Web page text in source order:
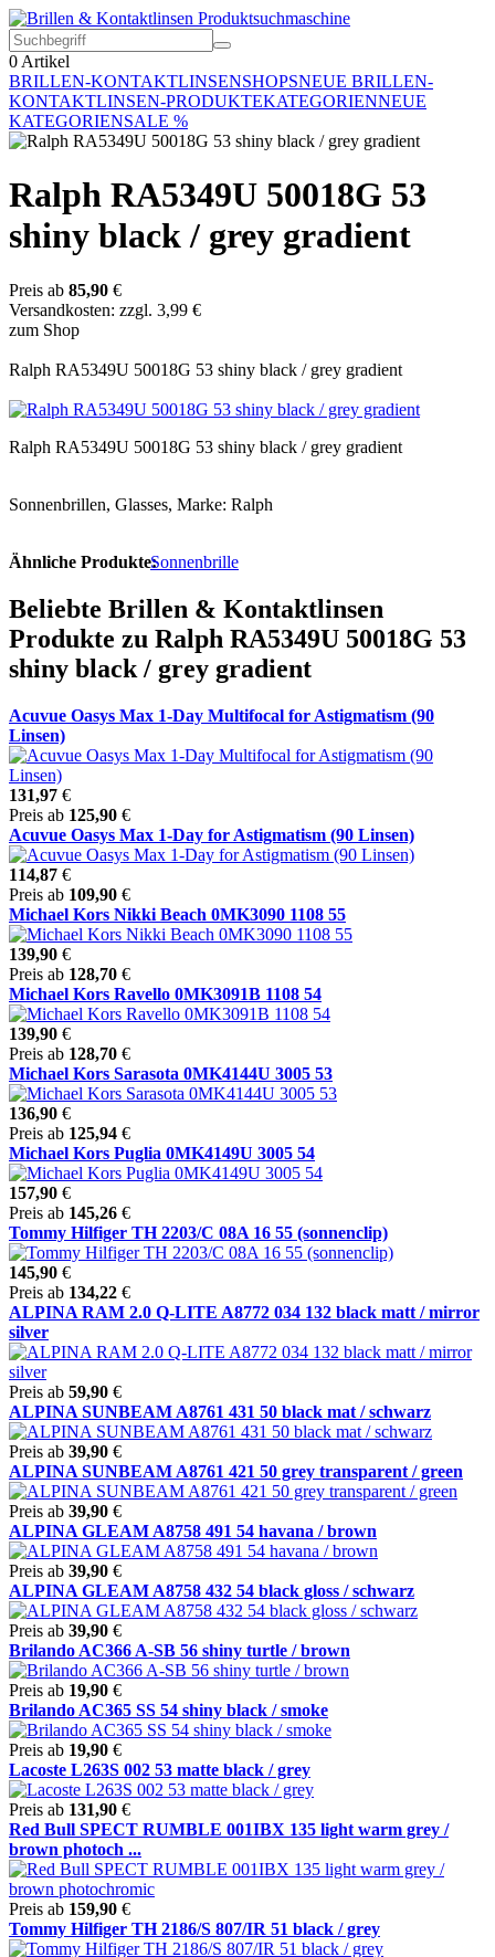
0 Artikel
BRILLEN-KONTAKTLINSENSHOPSNEUE BRILLEN-
KONTAKTLINSEN-PRODUKTEKATEGORIENNEUE
KATEGORIENSALE %
Ralph RA5349U 50018G 53
shiny black / grey gradient
Preis ab 85,90 €
Versandkosten: zzgl. 3,99 €
zum Shop
Ralph RA5349U 50018G 53 shiny black / grey gradient
Ralph RA5349U 50018G 53 shiny black / grey gradient
Sonnenbrillen, Glasses, Marke: Ralph
Ähnliche Produkte:Sonnenbrille
Beliebte Brillen & Kontaktlinsen
Produkte zu Ralph RA5349U 50018G 53
shiny black / grey gradient
Acuvue Oasys Max 1-Day Multifocal for Astigmatism (90
Linsen)
131,97 €
Preis ab 125,90 €
Acuvue Oasys Max 1-Day for Astigmatism (90 Linsen)
114,87 €
Preis ab 109,90 €
Michael Kors Nikki Beach 0MK3090 1108 55
139,90 €
Preis ab 128,70 €
Michael Kors Ravello 0MK3091B 1108 54
139,90 €
Preis ab 128,70 €
Michael Kors Sarasota 0MK4144U 3005 53
136,90 €
Preis ab 125,94 €
Michael Kors Puglia 0MK4149U 3005 54
157,90 €
Preis ab 145,26 €
Tommy Hilfiger TH 2203/C 08A 16 55 (sonnenclip)
145,90 €
Preis ab 134,22 €
ALPINA RAM 2.0 Q-LITE A8772 034 132 black matt / mirror
silver
Preis ab 59,90 €
ALPINA SUNBEAM A8761 431 50 black mat / schwarz
Preis ab 39,90 €
ALPINA SUNBEAM A8761 421 50 grey transparent / green
Preis ab 39,90 €
ALPINA GLEAM A8758 491 54 havana / brown
Preis ab 39,90 €
ALPINA GLEAM A8758 432 54 black gloss / schwarz
Preis ab 39,90 €
Brilando AC366 A-SB 56 shiny turtle / brown
Preis ab 19,90 €
Brilando AC365 SS 54 shiny black / smoke
Preis ab 19,90 €
Lacoste L263S 002 53 matte black / grey
Preis ab 131,90 €
Red Bull SPECT RUMBLE 001IBX 135 light warm grey /
brown photoch ...
Preis ab 159,90 €
Tommy Hilfiger TH 2186/S 807/IR 51 black / grey